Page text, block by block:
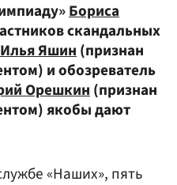
Бориса
скандальных
Илья Яшин(признан
и обозреватель
Орешкин(признан
якобы дают
«Наших», пять